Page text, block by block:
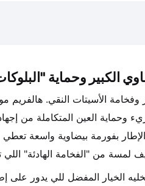
وحماية العين المتكاملة من
الإطار بفورمة بيضاوية واسعة تعطي
لمسة من "الفخامة الهادئة"
الخيار المفضل للي يدور على